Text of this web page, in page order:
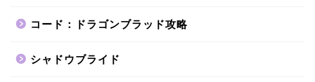
コード：ドラゴンブラッド攻略
シャドウブライド